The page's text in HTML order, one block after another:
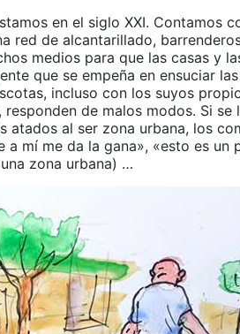
en el siglo XXI. Contamos
red de alcantarillado,
medios para que las casas y
que se empeña en ensuciar
incluso con los suyos
de malos modos. Si se
atados al ser zona urbana, los
mí me da la gana», «esto es un
zona urbana) …